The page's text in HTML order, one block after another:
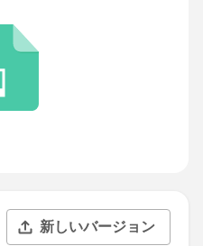
新しいバージョン